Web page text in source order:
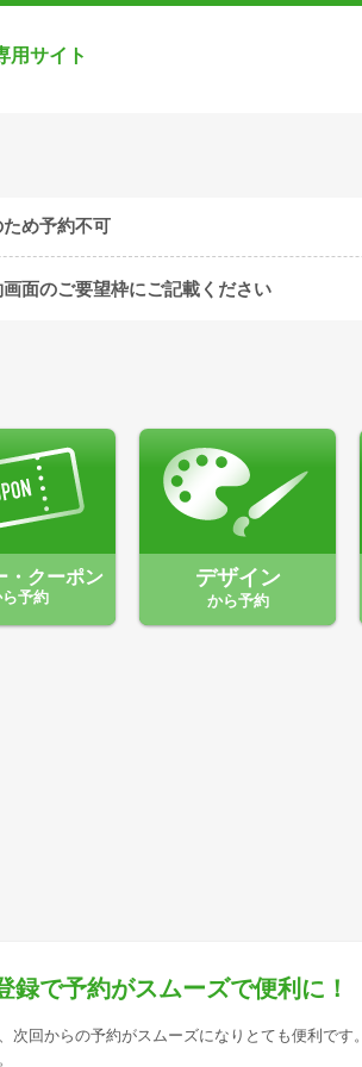
用サイト
ため予約不可
面のご要望枠にご記載ください
・クーポン
予約
デザイン
から予約
録で予約がスムーズで便利に！
回からの予約がスムーズになりとても便利です。